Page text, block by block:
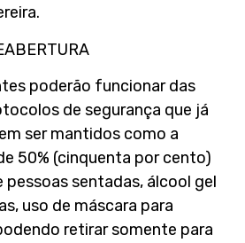
poderão funcionar das
de segurança que já
ser mantidos como a
50% (cinquenta por cento)
pessoas sentadas, álcool gel
uso de máscara para
retirar somente para